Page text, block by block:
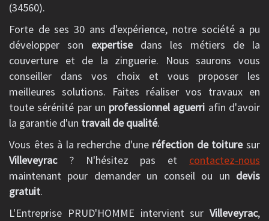
(34560).
Forte de ses 30 ans d'expérience, notre société a pu
développer son expertisedans les métiers de la
couverture et de la zinguerie. Nous saurons vous
conseiller dans vos choix et vous proposer les
meilleures solutions. Faites réaliser vos travaux en
toute sérénité par un professionnel aguerri afin d'avoir
la garantie d'un travail de qualité.
Vous êtes à la recherche d'une réfection de toituresur
Villeveyrac? N'hésitez pas et contactez-nous
maintenant pour demander un conseil ou un devis
gratuit.
L'Entreprise PRUD'HOMME intervient sur Villeveyrac,